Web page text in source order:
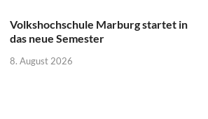
Volkshochschule Marburg startet in
das neue Semester
8. August 2026